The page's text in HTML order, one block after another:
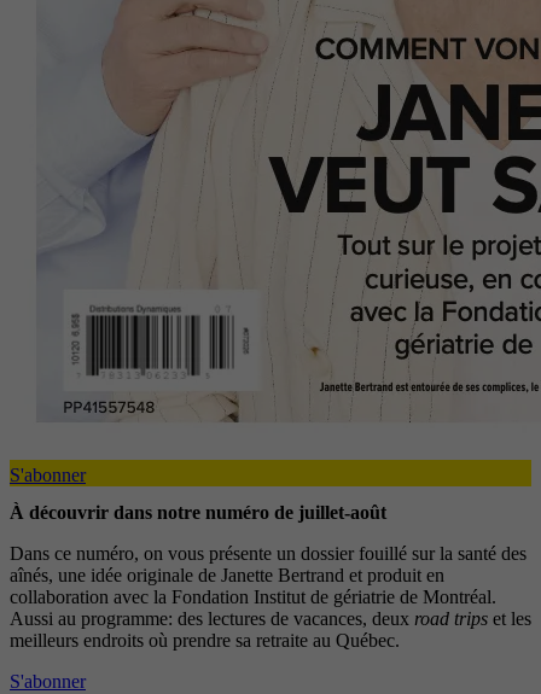
S'abonner
À découvrir dans notre numéro de juillet-août
Dans ce numéro, on vous présente un dossier fouillé sur la santé des
aînés, une idée originale de Janette Bertrand et produit en
collaboration avec la Fondation Institut de gériatrie de Montréal.
Aussi au programme: des lectures de vacances, deux road trips et les
meilleurs endroits où prendre sa retraite au Québec.
S'abonner